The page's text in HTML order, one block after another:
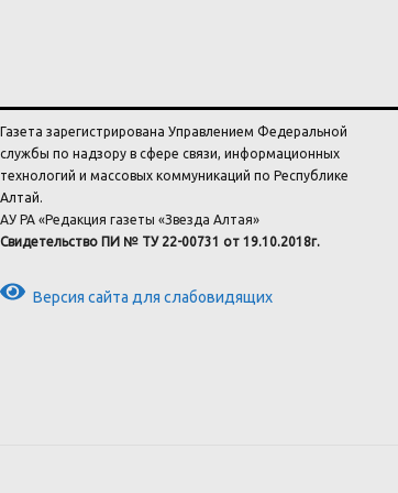
Газета зарегистрирована Управлением Федеральной
службы по надзору в сфере связи, информационных
технологий и массовых коммуникаций по Республике
Алтай.
АУ РА «Редакция газеты «Звезда Алтая»
Свидетельство ПИ № ТУ 22-00731 от 19.10.2018г.
Версия сайта для слабовидящих